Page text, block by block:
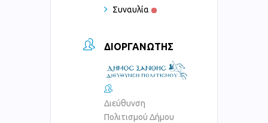
Συναυλία
ΔΙΟΡΓΑΝΩΤΉΣ
Διεύθυνση
Πολιτισμού Δήμου